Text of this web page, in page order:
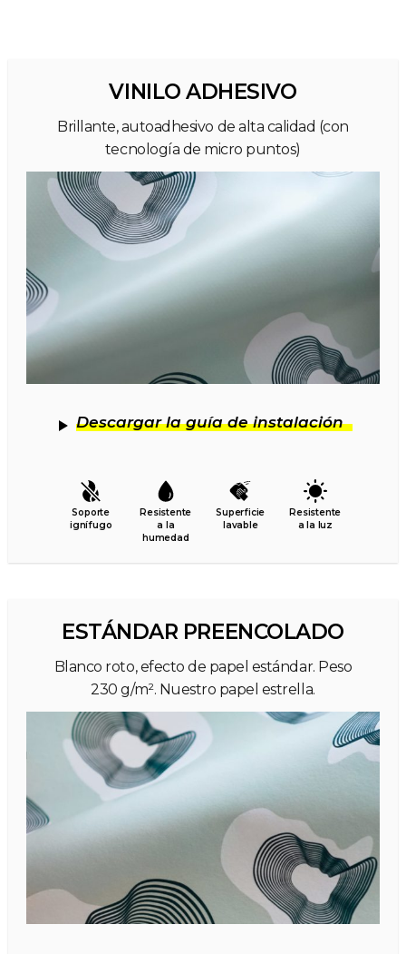
VINILO ADHESIVO
Brillante, autoadhesivo de alta calidad (con
tecnología de micro puntos)
Descargar la guía de instalación
Soporte
ignífugo
Resistente
a la
humedad
Superficie
lavable
Resistente
a la luz
ESTÁNDAR PREENCOLADO
Blanco roto, efecto de papel estándar. Peso
230 g/m². Nuestro papel estrella.